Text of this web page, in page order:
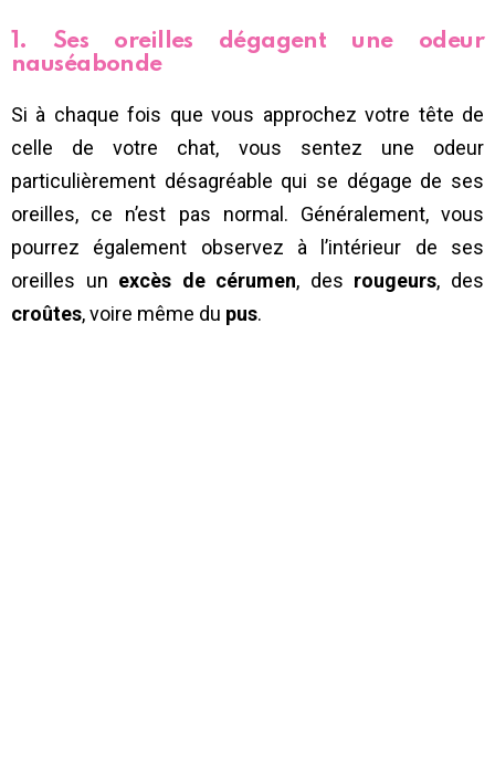
1. Ses oreilles dégagent une odeur
nauséabonde
Si à chaque fois que vous approchez votre tête de
celle de votre chat, vous sentez une odeur
particulièrement désagréable qui se dégage de ses
oreilles, ce n’est pas normal. Généralement, vous
pourrez également observez à l’intérieur de ses
oreilles un excès de cérumen, des rougeurs, des
croûtes, voire même du pus.